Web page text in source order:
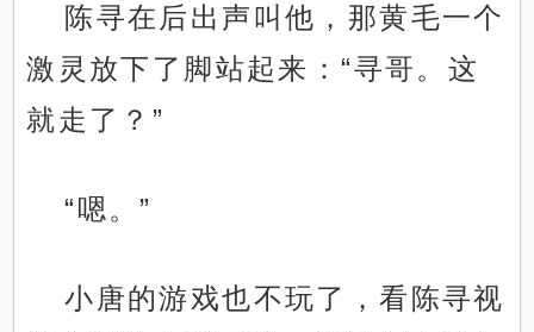
陈寻在后出声叫他，那黄毛一个
激灵放下了脚站起来：“寻哥。这
就走了？”
“嗯。”
小唐的游戏也不玩了，看陈寻视